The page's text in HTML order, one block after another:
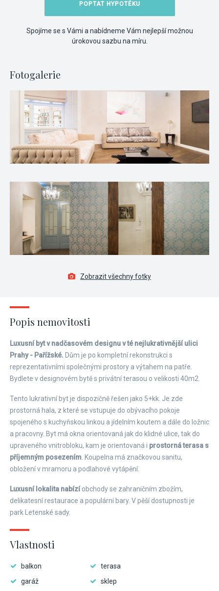
POPTAT HYPOTÉKU
Spojíme se s Vámi a nabídneme Vám nejlepší možnou
úrokovou sazbu na míru.
Fotogalerie
Zobrazit všechny fotky
Popis nemovitosti
Luxusní byt v nadčasovém designu v té nejlukrativnější ulici
Prahy - Pařížské. Dům je po kompletní rekonstrukci s
reprezentativními společnými prostory a výtahem na patře.
Bydlete v designovém bytě s privátní terasou o velikosti 40m2
Tento lukrativní byt je dispozičně řešen jako 5+kk. Je zde
prostorná hala, z které se vstupuje do obývacího pokoje
spojeného s kuchyňskou linkou a jídelním koutem a dále do ložnic
a pracovny. Byt má okna orientovaná jak do klidné ulice, tak do
upraveného vnitrobloku, kam je orientovaná i prostorná terasa s
příjemným posezením . Koupelna má značkovou sanitu,
obložení v mramoru a podlahové vytápění.
Luxusní lokalita nabízíobchody se zahraničním zbožím,
delikatesní restaurace a populární bary. V pěší dostupnosti je
park Letenské sady.
Vlastnosti
balkon
terasa
garáž
sklep